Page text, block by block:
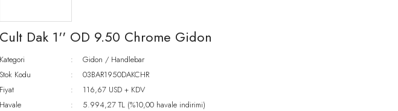
Cult Dak 1'' OD 9.50 Chrome Gidon
Kategori
Gidon / Handlebar
Stok Kodu
03BAR1950DAKCHR
Fiyat
116,67 USD + KDV
Havale
5.994,27 TL (%10,00 havale indirimi)